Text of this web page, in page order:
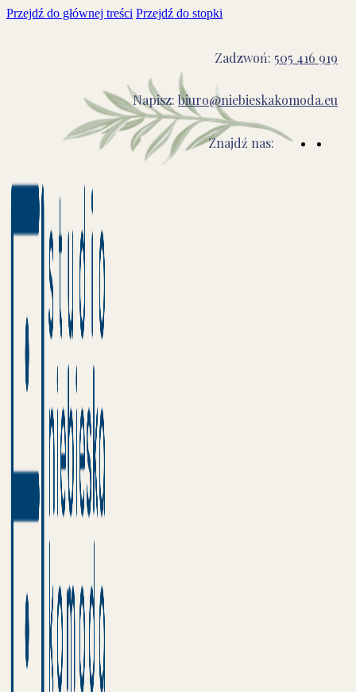
Przejdź do głównej treści Przejdź do stopki
Zadzwoń: 505 416 919
Napisz: biuro@niebieskakomoda.eu
Znajdź nas: